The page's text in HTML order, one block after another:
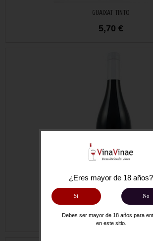
Añadir al carritoGUAIXAT TINTO
5,70 €
Añadir al carritoMANERAS DE VIVIR
12,00 €
¿Eres mayor de 18 años?
Sí No
Debes ser mayor de 18 años para
en este sitio.